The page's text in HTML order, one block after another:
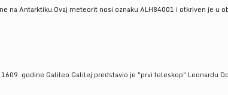
na Antarktiku.Ovaj meteorit nosi oznaku ALH84001 i otkriven je u
godine Galileo Galilej predstavio je "prvi teleskop" Leonardu